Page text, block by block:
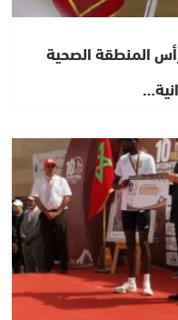
المنطقة الصحية